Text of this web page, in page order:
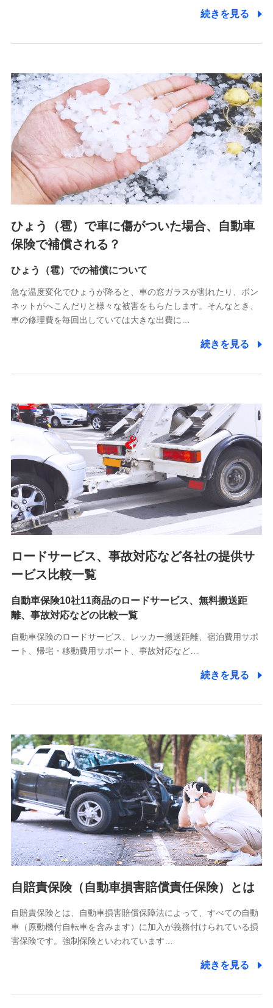
郵便、電話、およびＥメール等により、当社と取引のあるも
た維持管理等の委託業務遂行のため、またそれらに付帯、関
連する当社および提携会社のサービスを案内、提供するため
（なお、当社は複数の保険会社と取引があり、取得した個人
情報を取引のある他の保険会社の商品・サービスをご提案す
るために利用させていただくことがあります。）
上記に係る連絡・手続き・管理等付帯業務を行うため
3.セミナー募集サイトから取得した個人情報
各種セミナーの案内、開催のため
上記に係る連絡・手続き・管理等付帯業務を行うため
4.家族・友達紹介にて取得した個人情報
被紹介者への連絡、及び当社と取引のあるもしくは委託を受
けている保険会社・提携会社の保険その他に関する情報を提
供し、金融商品等の契約を勧奨するため
アンケートやキャンペーン等の実施のため
上記に係る連絡・手続き・管理等付帯業務を行うため
5.通話録音にて取得する情報
7.社員（従業者）の個人情報
人事･勤怠･健康・労務等の管理、給与支給、福利厚生・採用
退職関連処理等の各種手続きのため、当社と従業員または従
業員同士の連絡のため
8.取引先個人情報
取引先としての選定業務、営業情報の提供業務、契約締結手
続き業務、取引管理業務、およびこれらに準ずる業務の遂行
のため
9.お問い合わせ情報
各種お問い合わせに対応するため
10.受託業務の 個人情報
受託業務の遂行およびこれらに準ずる業務の遂行のため
11.マイカー通勤管理クラウド並びに法人向けASPサー
をお送りするため
分析するため
当社の対応品質向上やお問い合わせ内容の正確な把握のため
個人情報保護管理者の職名、連絡先
株式会社ドコモ・インシュアランス 営業部長
〒103-0013 東京都中央区日本橋人形町2-14-10 アーバン
ネット日本橋ビル 3F
株式会社ドコモ・インシュアランス
個人情報の第三者提供について
除き、第三者に提供いたしません。
業務の委託
当社は利用目的の達成に必要な範囲内において個人情報の取
続きを見る
ひょう（雹）で車に傷がついた場合、自動車
保険で補償される？
ひょう（雹）での補償について
急な温度変化でひょうが降ると、車の窓ガラスが割れたり、ボン
ネットがへこんだりと様々な被害をもらたします。そんなとき、
車の修理費を毎回出していては大きな出費に…
続きを見る
ロードサービス、事故対応など各社の提供サ
ービス比較一覧
自動車保険10社11商品のロードサービス、無料搬送距
離、事故対応などの比較一覧
自動車保険のロードサービス、レッカー搬送距離、宿泊費用サポ
ート、帰宅・移動費用サポート、事故対応など…
続きを見る
自賠責保険（自動車損害賠償責任保険）とは
自賠責保険とは、自動車損害賠償保障法によって、すべての自動
車（原動機付自転車を含みます）に加入が義務付けられている損
害保険です。強制保険といわれています…
続きを見る